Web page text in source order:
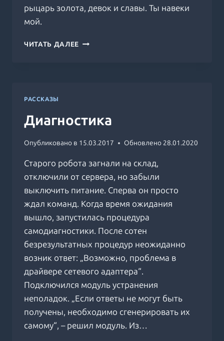
рыцарь золота, девок и славы. Ты навеки
мой.
ЧИТАТЬ ДАЛЕЕ РЫЦАРЬ
РАССКАЗЫ
Диагностика
Опубликовано в 15.03.2017 Обновлено 28.01.2020
Старого робота загнали на склад,
отключили от сервера, но забыли
выключить питание. Сперва он просто
ждал команд. Когда время ожидания
вышло, запустилась процедура
самодиагностики. После сотен
безрезультатных процедур неожиданно
возник ответ: „Возможно, проблема в
драйвере сетевого адаптера“.
Подключился модуль устранения
неполадок. „Если ответы не могут быть
получены, необходимо сгенерировать их
самому“, – решил модуль. Из…